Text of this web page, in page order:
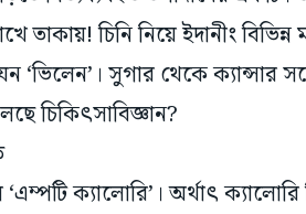
তাকায়! চিনি নিয়ে ইদানীং
‘ভিলেন’। সুগার থেকে ক্যান্সার
চিকিৎসাবিজ্ঞান?
‘এম্পটি ক্যালোরি’। অর্থাৎ